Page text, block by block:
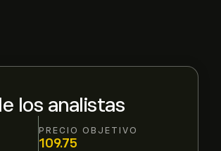
los analistas
PRECIO OBJETIVO
109.75